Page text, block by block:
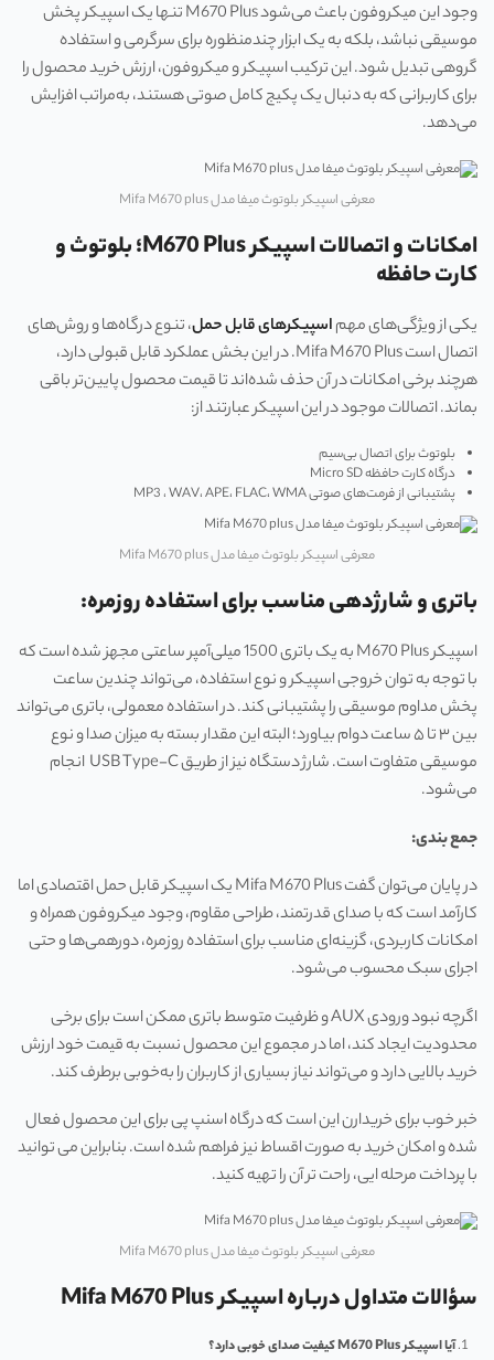
وجود این میکروفون باعث می‌شود M670 Plus تنها یک اسپیکر پخش
موسیقی نباشد، بلکه به یک ابزار چندمنظوره برای سرگرمی و استفاده
گروهی تبدیل شود. این ترکیب اسپیکر و میکروفون، ارزش خرید محصول را
برای کاربرانی که به دنبال یک پکیج کامل صوتی هستند، به‌مراتب افزایش
می‌دهد.
معرفی اسپیکر بلوتوث میفا مدل Mifa M670 plus
امکانات و اتصالات اسپیکر M670 Plus؛ بلوتوث و
کارت حافظه
یکی از ویژگی‌های مهماسپیکرهای قابل حمل، تنوع درگاه‌ها و روش‌های
اتصال است Mifa M670 Plus. در این بخش عملکرد قابل قبولی دارد،
هرچند برخی امکانات در آن حذف شده‌اند تا قیمت محصول پایین‌تر باقی
بماند. اتصالات موجود در این اسپیکر عبارتند از:
بلوتوث برای اتصال بی‌سیم
درگاه کارت حافظه Micro SD
پشتیبانی از فرمت‌های صوتی MP3 ، WAV، APE، FLAC، WMA
معرفی اسپیکر بلوتوث میفا مدل Mifa M670 plus
باتری و شارژدهی مناسب برای استفاده روزمره:
اسپیکر M670 Plus به یک باتری 1500 میلی‌آمپر ساعتی مجهز شده است که
با توجه به توان خروجی اسپیکر و نوع استفاده، می‌تواند چندین ساعت
پخش مداوم موسیقی را پشتیبانی کند. در استفاده معمولی، باتری می‌تواند
بین ۳ تا ۵ ساعت دوام بیاورد؛ البته این مقدار بسته به میزان صدا و نوع
موسیقی متفاوت است. شارژ دستگاه نیز از طریق USB Type-C انجام
می‌شود.
جمع بندی:
در پایان می‌توان گفت Mifa M670 Plus یک اسپیکر قابل حمل اقتصادی اما
کارآمد است که با صدای قدرتمند، طراحی مقاوم، وجود میکروفون همراه و
امکانات کاربردی، گزینه‌ای مناسب برای استفاده روزمره، دورهمی‌ها و حتی
اجرای سبک محسوب می‌شود.
اگرچه نبود ورودی AUX و ظرفیت متوسط باتری ممکن است برای برخی
محدودیت ایجاد کند، اما در مجموع این محصول نسبت به قیمت خود ارزش
خرید بالایی دارد و می‌تواند نیاز بسیاری از کاربران را به‌خوبی برطرف کند.
خبر خوب برای خریدارن این است که درگاه اسنپ پی برای این محصول فعال
شده و امکان خرید به صورت اقساط نیز فراهم شده است. بنابراین می توانید
با پرداخت مرحله ایی، راحت تر آن را تهیه کنید.
معرفی اسپیکر بلوتوث میفا مدل Mifa M670 plus
سؤالات متداول درباره اسپیکرMifa M670 Plus
آیا اسپیکرM670 Plus کیفیت صدای خوبی دارد؟